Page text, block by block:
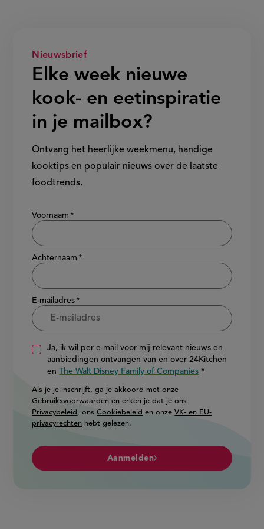
Nieuwsbrief
Elke week nieuwe
kook- en eetinspiratie
in je mailbox?
Ontvang het heerlijke weekmenu, handige
kooktips en populair nieuws over de laatste
foodtrends.
Show/hide
Voornaam
Achternaam
E-mailadres
Ja, ik wil per e-mail voor mij relevant nieuws en
aanbiedingen ontvangen van en over 24Kitchen
enThe Walt Disney Family of Companies
Als je je inschrijft, ga je akkoord met onze
Gebruiksvoorwaarden en erken je dat je ons
Privacybeleid , onsCookiebeleid en onzeVK- en EU-
privacyrechten hebt gelezen.
Aanmelden